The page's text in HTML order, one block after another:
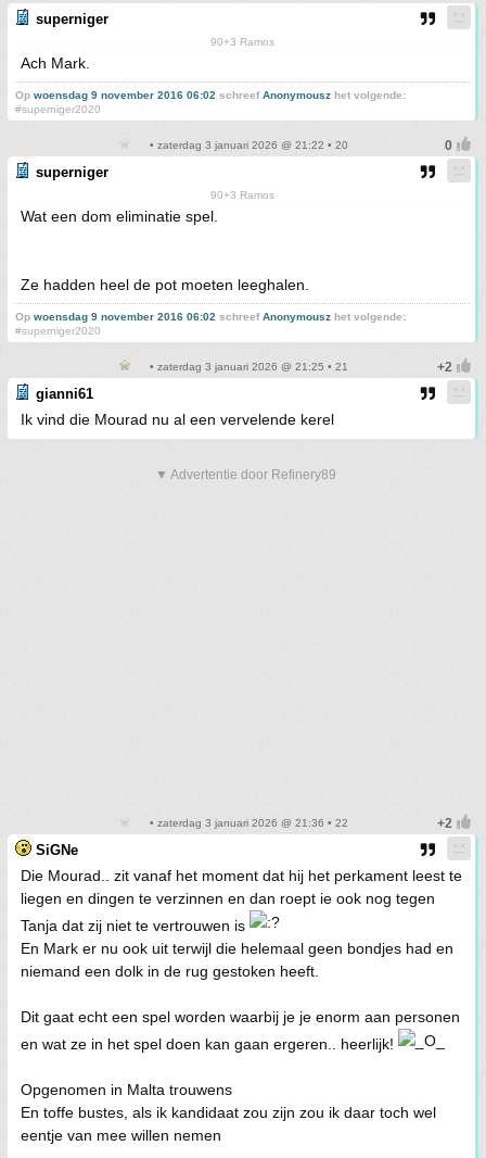
superniger
90+3 Ramos
Ach Mark.
Op woensdag 9 november 2016 06:02 schreefAnonymousz het volgende:
#superniger2020
• zaterdag 3 januari 2026 @ 21:22 • 20
superniger
90+3 Ramos
Wat een dom eliminatie spel.
Ze hadden heel de pot moeten leeghalen.
Op woensdag 9 november 2016 06:02 schreefAnonymousz het volgende:
#superniger2020
• zaterdag 3 januari 2026 @ 21:25 • 21
gianni61
Ik vind die Mourad nu al een vervelende kerel
▼ Advertentie door Refinery89
• zaterdag 3 januari 2026 @ 21:36 • 22
SiGNe
Die Mourad.. zit vanaf het moment dat hij het perkament leest te
liegen en dingen te verzinnen en dan roept ie ook nog tegen
Tanja dat zij niet te vertrouwen is
En Mark er nu ook uit terwijl die helemaal geen bondjes had en
niemand een dolk in de rug gestoken heeft.
Dit gaat echt een spel worden waarbij je je enorm aan personen
en wat ze in het spel doen kan gaan ergeren.. heerlijk!
Opgenomen in Malta trouwens
En toffe bustes, als ik kandidaat zou zijn zou ik daar toch wel
eentje van mee willen nemen